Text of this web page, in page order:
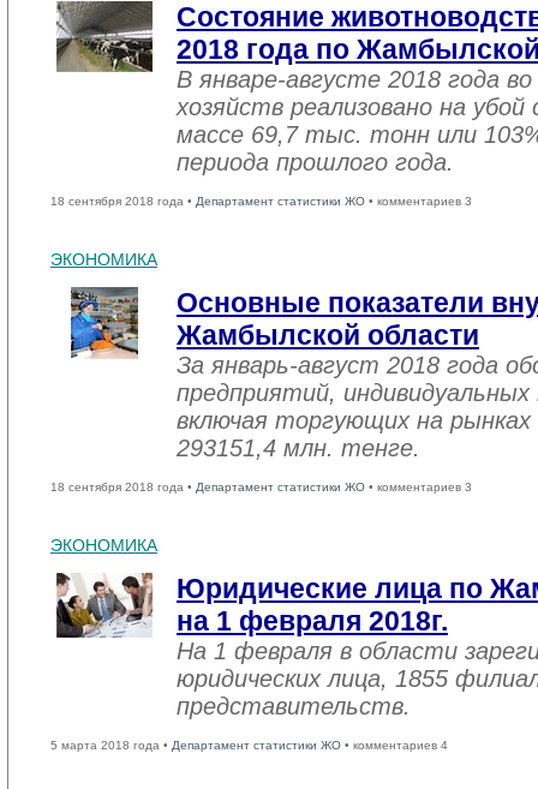
Состояние
2018 года по
В январе-августе 2018 года
хозяйств реализовано на
массе 69,7 тыс. тонн или
периода прошлого года.
18 сентября 2018 года • Департамент статистики ЖО • комментариев 3
ЭКОНОМИКА
Основные показатели
Жамбылской области
За январь-август 2018 года
предприятий,
включая торгующих на рынках
293151,4 млн. тенге.
18 сентября 2018 года • Департамент статистики ЖО • комментариев 3
ЭКОНОМИКА
Юридические лица по
на 1 февраля 2018г.
На 1 февраля в области
юридических лица, 1855
представительств.
5 марта 2018 года • Департамент статистики ЖО • комментариев 4